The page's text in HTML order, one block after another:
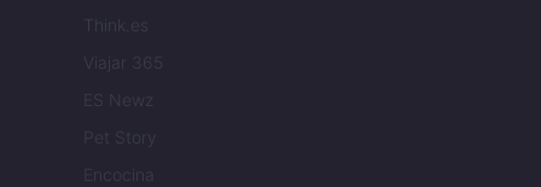
Think.es
Viajar 365
ES Newz
Pet Story
Encocina